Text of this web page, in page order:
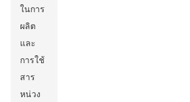
ในการ
ผลิต
และ
การใช้
สาร
หน่วง